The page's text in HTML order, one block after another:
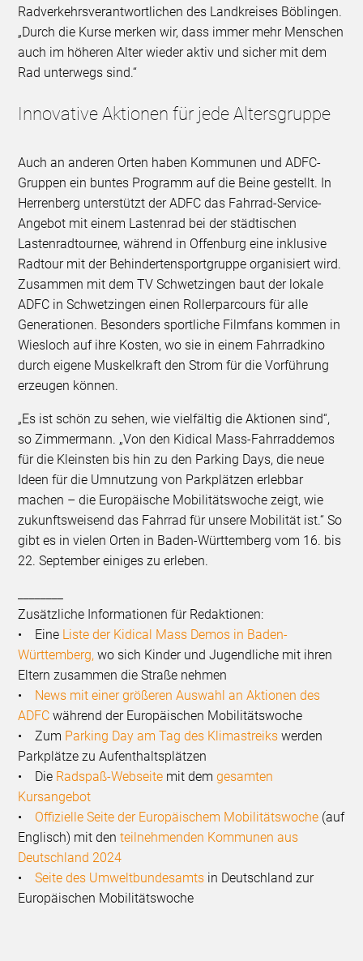
Radverkehrsverantwortlichen des Landkreises Böblingen.
„Durch die Kurse merken wir, dass immer mehr Menschen
auch im höheren Alter wieder aktiv und sicher mit dem
Rad unterwegs sind.“
Innovative Aktionen für jede Altersgruppe
Auch an anderen Orten haben Kommunen und ADFC-
Gruppen ein buntes Programm auf die Beine gestellt. In
Herrenberg unterstützt der ADFC das Fahrrad-Service-
Angebot mit einem Lastenrad bei der städtischen
Lastenradtournee, während in Offenburg eine inklusive
Radtour mit der Behindertensportgruppe organisiert wird.
Zusammen mit dem TV Schwetzingen baut der lokale
ADFC in Schwetzingen einen Rollerparcours für alle
Generationen. Besonders sportliche Filmfans kommen in
Wiesloch auf ihre Kosten, wo sie in einem Fahrradkino
durch eigene Muskelkraft den Strom für die Vorführung
erzeugen können.
„Es ist schön zu sehen, wie vielfältig die Aktionen sind“,
so Zimmermann. „Von den Kidical Mass-Fahrraddemos
für die Kleinsten bis hin zu den Parking Days, die neue
Ideen für die Umnutzung von Parkplätzen erlebbar
machen – die Europäische Mobilitätswoche zeigt, wie
zukunftsweisend das Fahrrad für unsere Mobilität ist.“ So
gibt es in vielen Orten in Baden-Württemberg vom 16. bis
22. September einiges zu erleben.
Zusätzliche Informationen für Redaktionen:
• Eine Liste der Kidical Mass Demos in Baden-
Württemberg, wo sich Kinder und Jugendliche mit ihren
Eltern zusammen die Straße nehmen
• News mit einer größeren Auswahl an Aktionen des
ADFCwährend der Europäischen Mobilitätswoche
• Zum Parking Day am Tag des Klimastreiks werden
Parkplätze zu Aufenthaltsplätzen
• Die Radspaß-Webseite mit demgesamten
Kursangebot
• Offizielle Seite der Europäischem Mobilitätswoche (auf
Englisch) mit denteilnehmenden Kommunen aus
Deutschland 2024
•Seite des Umweltbundesamts in Deutschland zur
Europäischen Mobilitätswoche